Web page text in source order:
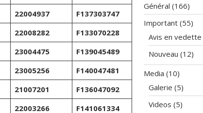
22004937
F137303747
22008282 F133070228
23004475
F139045489
23005256
F140047481
21007201 F136047092
22003266
F141061334
Général (166)
Important (55)
Avis en vedette
Nouveau (12)
Media (10)
Galerie (5)
Videos (5)